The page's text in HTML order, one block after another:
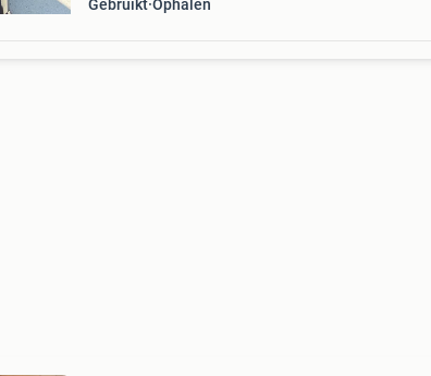
Gebruikt Ophalen